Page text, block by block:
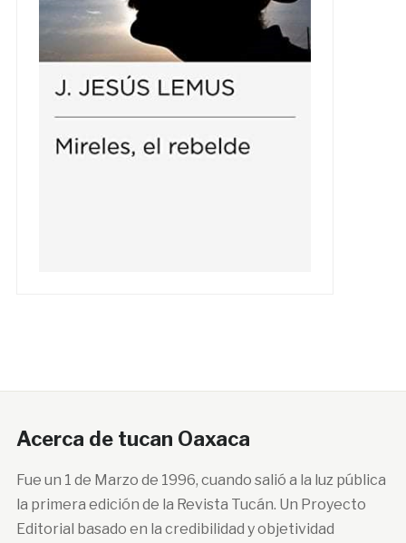
Acerca de tucan Oaxaca
Fue un 1 de Marzo de 1996, cuando salió a la luz pública
la primera edición de la Revista Tucán. Un Proyecto
Editorial basado en la credibilidad y objetividad